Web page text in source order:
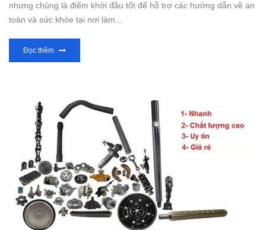
nhưng chúng là điểm khởi đầu tốt để hỗ trợ các hướng dẫn về an
toàn và sức khỏe tại nơi làm...
Đọc thêm